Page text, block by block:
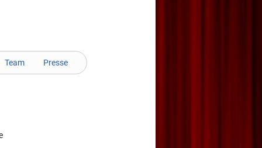
Team Presse